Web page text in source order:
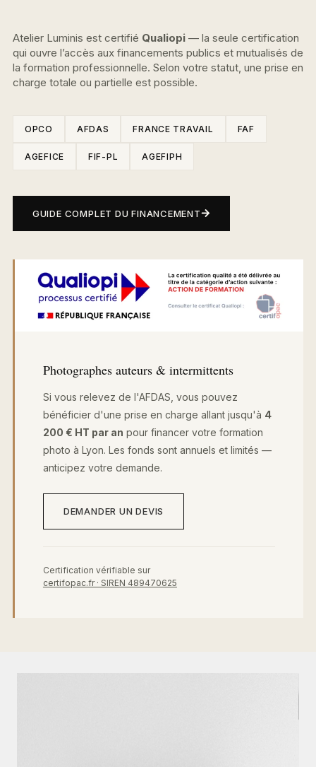
Atelier Luminis est certifié Qualiopi— la seule certification
qui ouvre l’accès aux financements publics et mutualisés de
la formation professionnelle. Selon votre statut, une prise en
charge totale ou partielle est possible.
OPCO AFDAS FRANCE TRAVAIL FAF
AGEFICE FIF-PL AGEFIPH
GUIDE COMPLET DU FINANCEMENT
Photographes auteurs & intermittents
Si vous relevez de l'AFDAS, vous pouvez
bénéficier d'une prise en charge allant jusqu'à 4
200 € HT par an pour financer votre formation
photo à Lyon. Les fonds sont annuels et limités —
anticipez votre demande.
DEMANDER UN DEVIS
Certification vérifiable sur
certifopac.fr · SIREN 489470625